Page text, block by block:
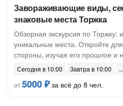
Завораживающие виды,
знаковые места Торжка
Обзорная экскурсия по Торжку:
уникальные места. Откройте
стороны, изучая его прошлое и
Сегодня в 10:00
Завтра в 10:00
от5000 ₽за всё до 8 чел.